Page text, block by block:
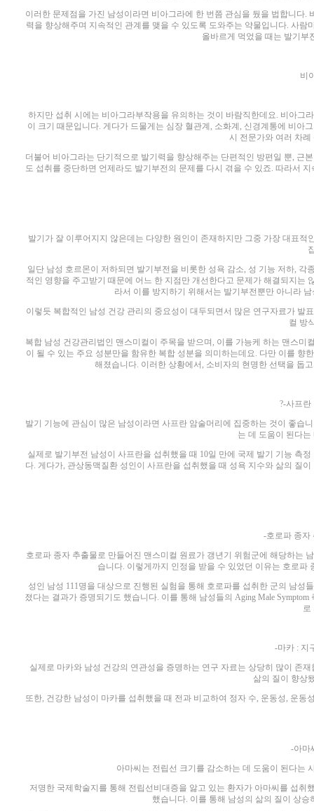
이러한 문제점을 가진 남성이라면 비아그라에 한 번쯤 관심을 뒀을 법합니다
력을 향상해주며 지속적인 관계를 맺을 수 있도록 도와주는 약물입니다. 사
올바르게 먹었을 때는 발기부
비
하지만 섭취 시에는 비아그라부작용을 유의하는 것이 바람직한데요. 비아그
이 크기 때문입니다. 게다가 드물게는 심장 혈관계, 소화계, 신경계통에 비아
시 전문가와 여러 차
더불어 비아그라는 단기적으로 발기력을 향상해주는 단편적인 방편일 뿐, 근
도 섭취를 중단하면 언제라도 발기부전의 문제를 다시 겪을 수 있죠. 따라서
발기가 잘 이루어지지 않은데는 다양한 원인이 존재하지만 그중 가장 대표
일단 남성 호르몬이 저하되면 발기부전을 비롯한 성욕 감소, 성 기능 저하,
적인 영향을 주고받기 때문에 어느 한 지점만 개선한다고 문제가 해결되지는
라서 이를 방지하기 위해서는 발기부전뿐만 아니라
이렇듯 복합적인 남성 건강 관리의 중요성이 대두되면서 많은 연구자료가
컬 방
복합 남성 건강관리법인 맨스미컬이 주목을 받으며, 이를 가능케 하는 맨스
이 될 수 있는 주요 성분만을 함유한 복합 성분을 의미하는데요. 다만 이를
해졌습니다. 이러한 상황에서, 소비자의 현명한 선택을 돕
?-사프
발기 기능에 관심이 많은 남성이라면 사프란 암술머리에 집중하는 것이 좋습
는 데 도움이 된다
실제로 발기부전 남성이 사프란을 섭취했을 때 10일 만에 국제 발기 기능 측
다. 게다가, 관상동맥질환 성인이 사프란을 섭취했을 때 성욕 지수와 삶의 질
-호로파 종자
호로파 종자 추출물로 만들어진 맨스미컬 원료가 갱년기 위험군에 해당하는
습니다. 이렇게까지 인정을 받을 수 있었던 이유는 호로
성인 남성 111명을 대상으로 진행된 실험을 통해 호로파를 섭취한 군의 남
졌다는 결과가 증명되기도 했습니다. 이를 통해 남성들의 Aging Male
로
-마카 : 지
실제로 마카와 남성 건강의 연관성을 증명하는 연구 자료는 상당히 많이 존
삶의 질이 향상
또한, 건강한 남성이 마카를 섭취했을 때 전과 비교하여 정자 수, 운동성, 운
-아마
아마씨는 전립선 크기를 감소하는 데 도움이 된다는
저명한 국제학술지를 통해 전립선비대증을 앓고 있는 환자가 아마씨를 섭
했습니다. 이를 통해 남성의 삶의 질이 상